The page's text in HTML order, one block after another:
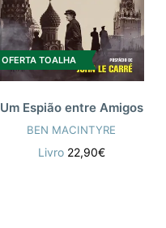
OFERTA TOALHA
Um Espião entre Amigos
BEN MACINTYRE
Livro 22,90€